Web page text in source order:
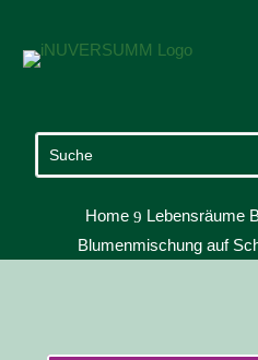
Home 9 Lebensräume
Blumenmischung auf